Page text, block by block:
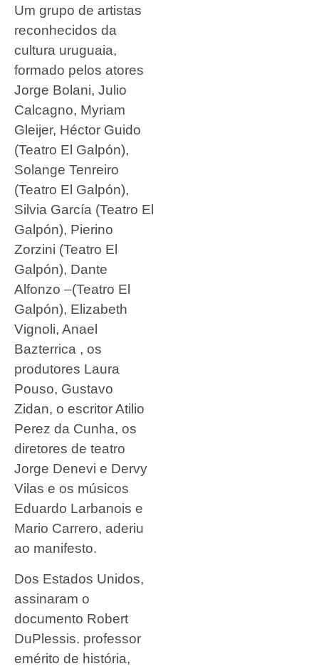
Um grupo de artistas
reconhecidos da
cultura uruguaia,
formado pelos atores
Jorge Bolani, Julio
Calcagno, Myriam
Gleijer, Héctor Guido
(Teatro El Galpón),
Solange Tenreiro
(Teatro El Galpón),
Silvia García (Teatro El
Galpón), Pierino
Zorzini (Teatro El
Galpón), Dante
Alfonzo –(Teatro El
Galpón), Elizabeth
Vignoli, Anael
Bazterrica , os
produtores Laura
Pouso, Gustavo
Zidan, o escritor Atilio
Perez da Cunha, os
diretores de teatro
Jorge Denevi e Dervy
Vilas e os músicos
Eduardo Larbanois e
Mario Carrero, aderiu
ao manifesto.
Dos Estados Unidos,
assinaram o
documento Robert
DuPlessis. professor
emérito de história,